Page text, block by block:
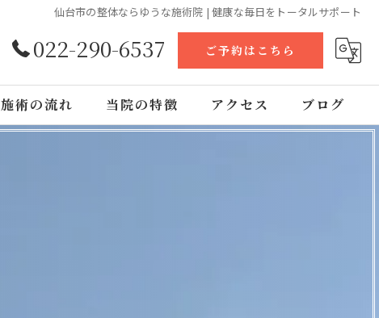
仙台市の整体ならゆうな施術院 | 健康な毎日をトータルサポート
022-290-6537 ご予約はこちら
施術の流れ 当院の特徴 アクセス ブログ